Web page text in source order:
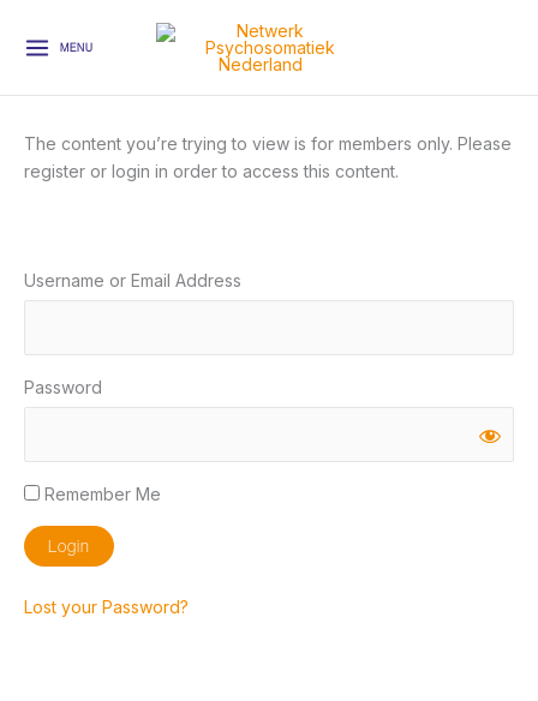
naar
inhoud
MENU
The content you’re trying to view is for members only. Please
register or login in order to access this content.
Username or Email Address
Password
Remember Me
Lost your Password?